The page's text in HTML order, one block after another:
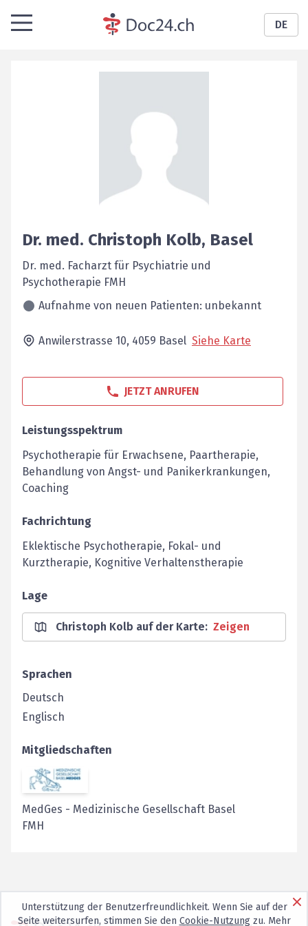
DE
Dr. med. Christoph Kolb, Basel
Dr. med. Facharzt für Psychiatrie und
Psychotherapie FMH
Aufnahme von neuen Patienten: unbekannt
Anwilerstrasse 10, 4059 Basel Siehe Karte
JETZT ANRUFEN
Leistungsspektrum
Psychotherapie für Erwachsene, Paartherapie,
Behandlung von Angst- und Panikerkrankungen,
Coaching
Fachrichtung
Eklektische Psychotherapie, Fokal- und
Kurztherapie, Kognitive Verhaltenstherapie
Lage
Christoph Kolb auf der Karte: Zeigen
Sprachen
Deutsch
Englisch
Mitgliedschaften
MedGes - Medizinische Gesellschaft Basel
FMH
Unterstützung der Benutzerfreundlichkeit. Wenn Sie auf der
Seite weitersurfen, stimmen Sie den Cookie-Nutzungzu. Mehr